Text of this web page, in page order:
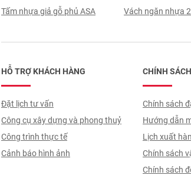
Tấm nhựa giả gỗ phủ ASA
Vách ngăn nhựa
HỖ TRỢ KHÁCH HÀNG
Đặt lịch tư vấn
Công cụ xây dựng và phong thuỷ
Công trình thực tế
Cảnh báo hình ảnh
CHÍNH SÁCH
Chính sách
Hướng dẫn
trình ký hợp
Lịch xuất
Chính sách
giao nhận
Chính sách